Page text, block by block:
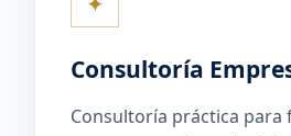
Consultoría
Consultoría práctica para